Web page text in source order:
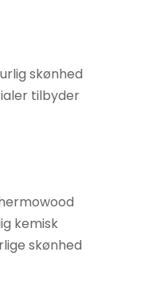
skønhed
tilbyder
kemisk
skønhed